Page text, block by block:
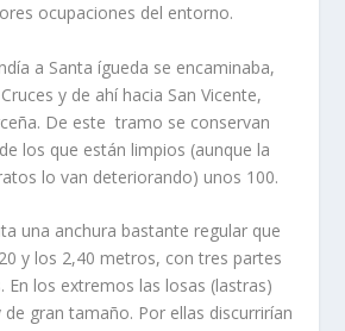
ocupaciones del entorno.
a Santa ígueda se encaminaba,
y de ahí­ hacia San Vicente,
De este tramo se conservan
los que están limpios (aunque la
lo van deteriorando) unos 100.
una anchura bastante regular que
y los 2,40 metros, con tres partes
En los extremos las losas (lastras)
de gran tamaño. Por ellas discurrirí­an